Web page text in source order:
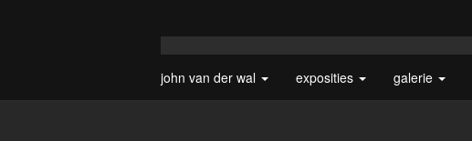
john van der wal exposities galerie